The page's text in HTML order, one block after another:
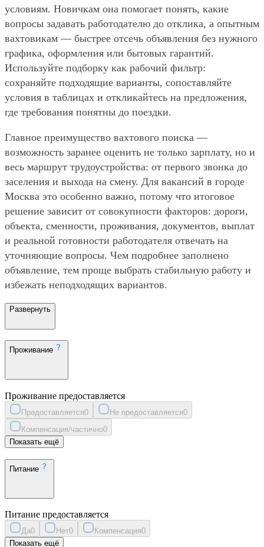
условиям. Новичкам она помогает понять, какие
вопросы задавать работодателю до отклика, а опытным
вахтовикам — быстрее отсечь объявления без нужного
графика, оформления или бытовых гарантий.
Используйте подборку как рабочий фильтр:
сохраняйте подходящие варианты, сопоставляйте
условия в таблицах и откликайтесь на предложения,
где требования понятны до поездки.
Главное преимущество вахтового поиска —
возможность заранее оценить не только зарплату, но и
весь маршрут трудоустройства: от первого звонка до
заселения и выхода на смену. Для вакансий в городе
Москва это особенно важно, потому что итоговое
решение зависит от совокупности факторов: дороги,
объекта, сменности, проживания, документов, выплат
и реальной готовности работодателя отвечать на
уточняющие вопросы. Чем подробнее заполнено
объявление, тем проще выбрать стабильную работу и
избежать неподходящих вариантов.
Развернуть
Проживание
Проживание предоставляется
Предоставляется0 Не предоставляется0
Компенсация/частично0
Показать ещё
Питание
Питание предоставляется
Да0 Нет0 Компенсация0
Показать ещё